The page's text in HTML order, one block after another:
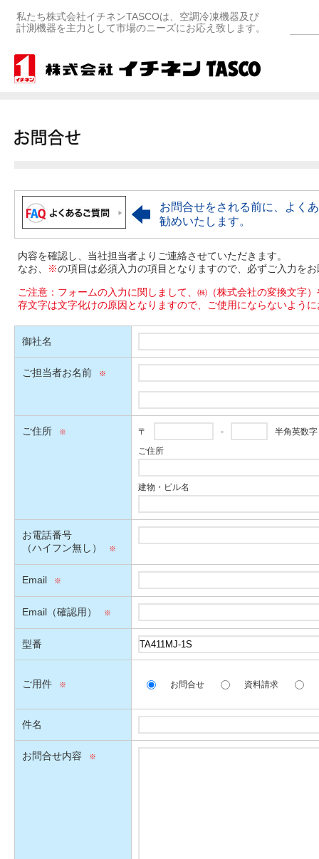
私たち株式会社イチネンTASCOは、空調冷凍機器及び
計測機器を主力として市場のニーズにお応え致します。
お問合せをされる前に、よく
勧めいたします。
内容を確認し、当社担当者よりご連絡させていただきます。
なお、
※の項目は必須入力の項目となりますので、必ずご入力を
ご注意：フォームの入力に関しまして、㈱（株式会社の変換文字
存文字は文字化けの原因となりますので、ご使用にならないよう
御社名
ご担当者お名前
ご住所 〒 -
半角英数字
ご住所
建物・ビル名
お電話番号
（ハイフン無し）
Email
Email（確認用）
型番
ご用件 お問合せ 資料請求
件名
お問合せ内容